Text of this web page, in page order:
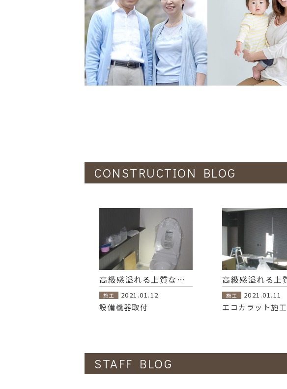
CONSTRUCTION BLOG
高級感溢れる上質な空間 1階に寝室の有る家
施工 2021.01.12
設備機器取付
施工 2021.01.11
エコカラット施工
STAFF BLOG